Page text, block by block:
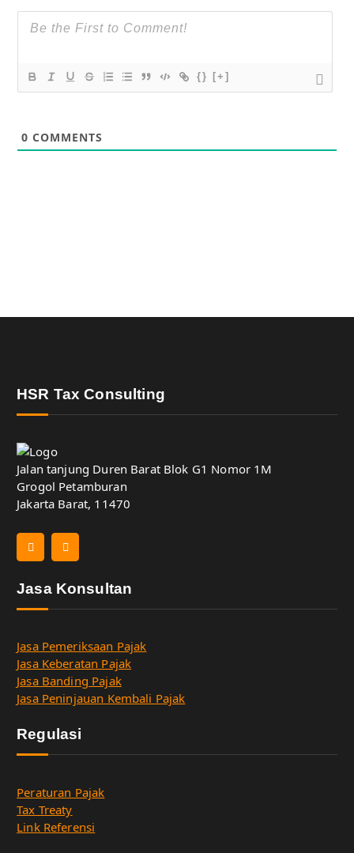
{} [+]
0 COMMENTS
HSR Tax Consulting
Jalan tanjung Duren Barat Blok G1 Nomor 1M
Grogol Petamburan
Jakarta Barat, 11470
Jasa Konsultan
Jasa Pemeriksaan Pajak
Jasa Keberatan Pajak
Jasa Banding Pajak
Jasa Peninjauan Kembali Pajak
Regulasi
Peraturan Pajak
Tax Treaty
Link Referensi